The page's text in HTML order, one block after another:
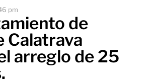
pm
de
Calatrava
arreglo de 25